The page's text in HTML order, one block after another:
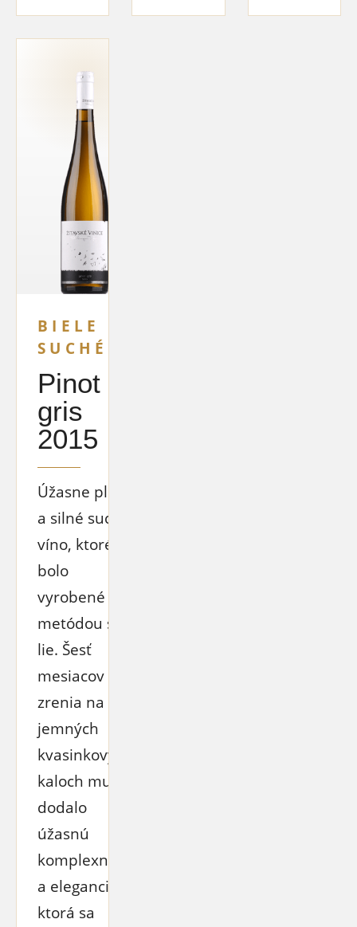
BIELE
SUCHÉ
Pinot
gris
2015
Úžasne plné
a silné suché
víno, ktoré
bolo
vyrobené
metódou sur
lie. Šesť
mesiacov
zrenia na
jemných
kvasinkových
kaloch mu
dodalo
úžasnú
komplexnosť
a eleganciu,
ktorá sa